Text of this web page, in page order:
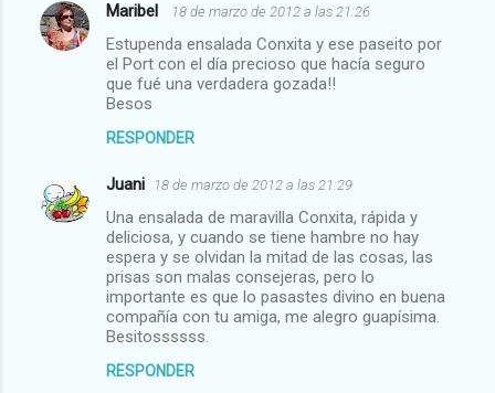
Maribel 18 de marzo de 2012 a las 21:26
Estupenda ensalada Conxita y ese paseito por
el Port con el día precioso que hacía seguro
que fué una verdadera gozada!!
Besos
RESPONDER
Juani 18 de marzo de 2012 a las 21:29
Una ensalada de maravilla Conxita, rápida y
deliciosa, y cuando se tiene hambre no hay
espera y se olvidan la mitad de las cosas, las
prisas son malas consejeras, pero lo
importante es que lo pasastes divino en buena
compañía con tu amiga, me alegro guapísima.
Besitossssss.
RESPONDER